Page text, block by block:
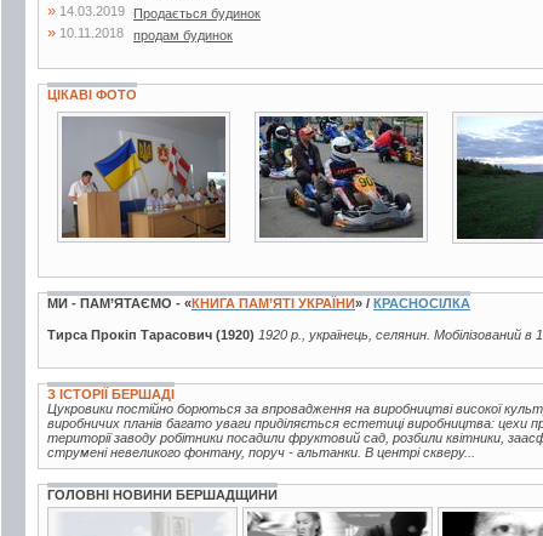
» 14.03.2019 Продається будинок
» 10.11.2018 продам будинок
ЦІКАВІ ФОТО
3 фото 3 фото 11 фото
МИ - ПАМ’ЯТАЄМО - «КНИГА ПАМ’ЯТІ УКРАЇНИ» / КРАСНОСІЛКА
Тирса Прокіп Тарасович (1920) 1920 р., українець, селянин. Мобілізований
З ІСТОРІЇ БЕРШАДІ
Цукровики постійно борються за впровадження на виробництві високої
виробничих планів багато уваги приділяється естетиці виробництва: цехи
території заводу робітники посадили фруктовий сад, розбили квітники,
струмені невеликого фонтану, поруч - альтанки. В центрі скверу...
ГОЛОВНІ НОВИНИ БЕРШАДЩИНИ